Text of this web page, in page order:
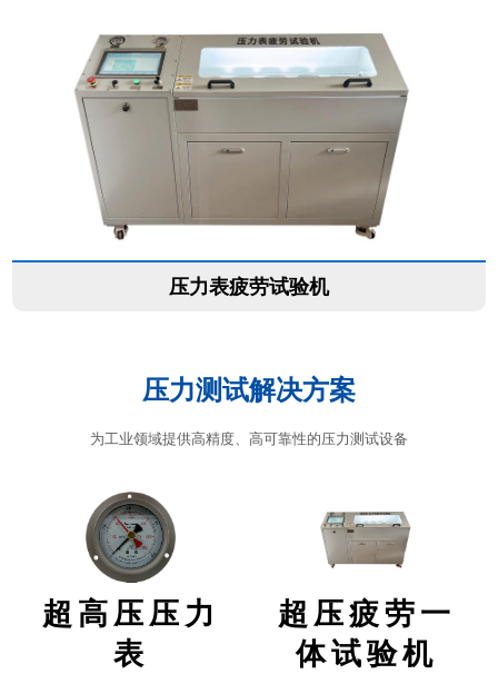
压力表疲劳试验机
压力测试解决方案
为工业领域提供高精度、高可靠性的压力测试设备
超高压压力
表
超压疲劳一
体试验机